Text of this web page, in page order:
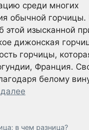
среди многих
обычной
этой изысканной
дижонская
горчицы,
Франция.
белому
в чем разница?